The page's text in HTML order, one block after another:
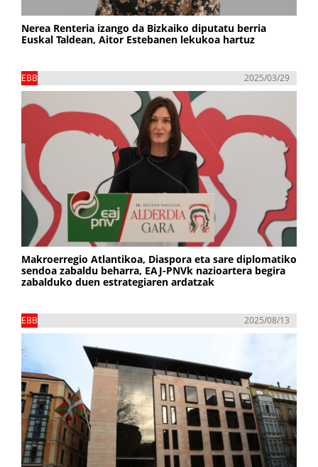
Nerea Renteria izango da Bizkaiko diputatu berria
Euskal Taldean, Aitor Estebanen lekukoa hartuz
EBB 2025/03/29
Makroerregio Atlantikoa, Diaspora eta sare diplomatiko
sendoa zabaldu beharra, EAJ-PNVk nazioartera begira
zabalduko duen estrategiaren ardatzak
EBB 2025/08/13